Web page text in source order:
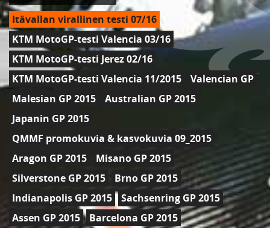
Itävallan virallinen testi 07/16
KTM MotoGP-testi Valencia 03/16
KTM MotoGP-testi Jerez 02/16
KTM MotoGP-testi Valencia 11/2015
Valencian GP
Malesian GP 2015
Australian GP 2015
Japanin GP 2015
QMMF promokuvia & kasvokuvia 09_2015
Aragon GP 2015
Misano GP 2015
Silverstone GP 2015
Brno GP 2015
Indianapolis GP 2015
Sachsenring GP 2015
Assen GP 2015
Barcelona GP 2015